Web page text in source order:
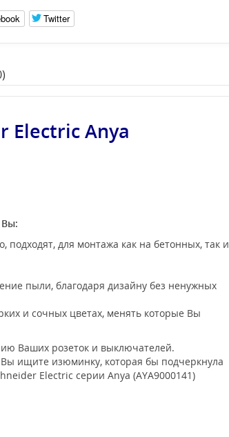
Twitter
Electric Anya
Вы:
подходят, для монтажа как на бетонных, так и
пыли, благодаря дизайну без ненужных
и сочных цветах, менять которые Вы
Ваших розеток и выключателей.
ищите изюминку, которая бы подчеркнула
Electric серии Anya (AYA9000141)